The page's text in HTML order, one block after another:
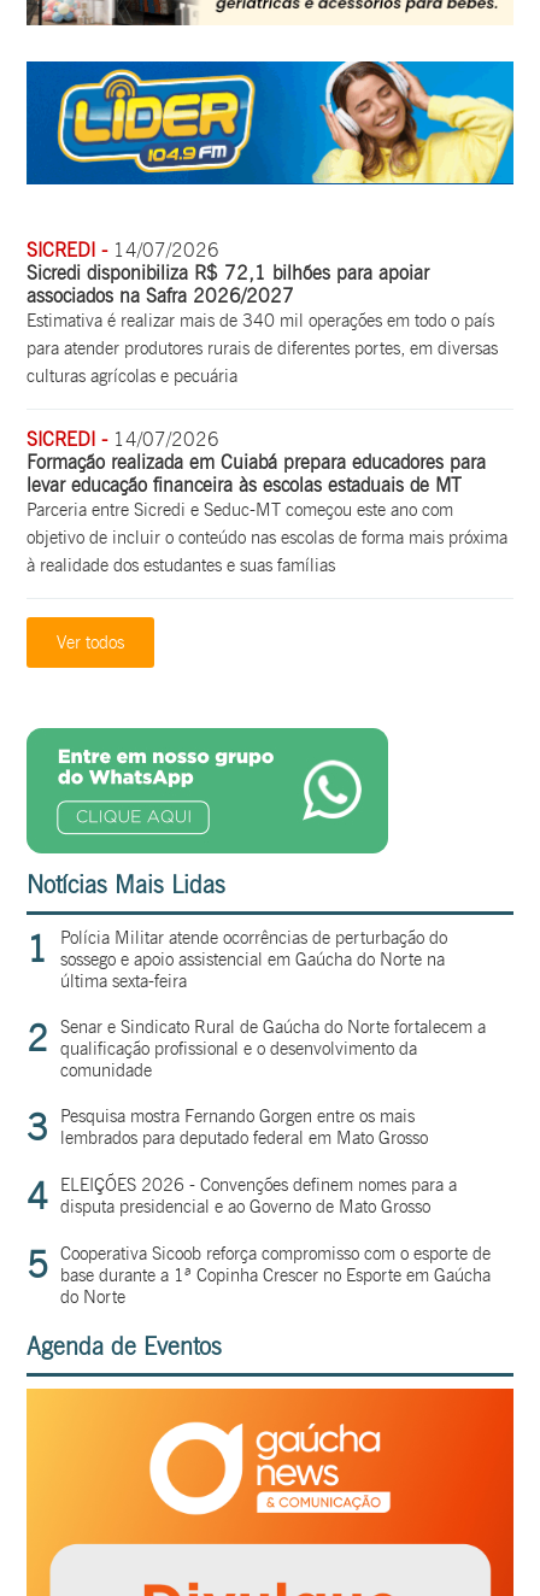
SICREDI -14/07/2026
Sicredi disponibiliza R$ 72,1 bilhões para apoiar
associados na Safra 2026/2027
Estimativa é realizar mais de 340 mil operações em todo o país
para atender produtores rurais de diferentes portes, em diversas
culturas agrícolas e pecuária
SICREDI -14/07/2026
Formação realizada em Cuiabá prepara educadores para
levar educação financeira às escolas estaduais de MT
Parceria entre Sicredi e Seduc-MT começou este ano com
objetivo de incluir o conteúdo nas escolas de forma mais próxima
à realidade dos estudantes e suas famílias
Ver todos
Notícias Mais Lidas
1
Polícia Militar atende ocorrências de perturbação do
sossego e apoio assistencial em Gaúcha do Norte na
última sexta-feira
2
Senar e Sindicato Rural de Gaúcha do Norte fortalecem a
qualificação profissional e o desenvolvimento da
comunidade
3
Pesquisa mostra Fernando Gorgen entre os mais
lembrados para deputado federal em Mato Grosso
4
ELEIÇÕES 2026 - Convenções definem nomes para a
disputa presidencial e ao Governo de Mato Grosso
5 Cooperativa Sicoob reforça compromisso com o esporte de
base durante a 1ª Copinha Crescer no Esporte em Gaúcha
do Norte
Agenda de Eventos